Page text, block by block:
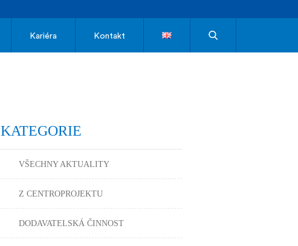
Kariéra Kontakt
KATEGORIE
VŠECHNY AKTUALITY
Z CENTROPROJEKTU
DODAVATELSKÁ ČINNOST